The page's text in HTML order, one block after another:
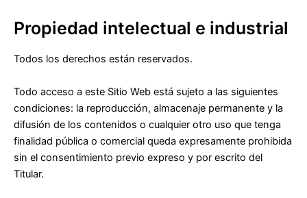
Propiedad intelectual e industrial
Todos los derechos están reservados.
Todo acceso a este Sitio Web está sujeto a las siguientes
condiciones: la reproducción, almacenaje permanente y la
difusión de los contenidos o cualquier otro uso que tenga
finalidad pública o comercial queda expresamente prohibida
sin el consentimiento previo expreso y por escrito del
Titular.